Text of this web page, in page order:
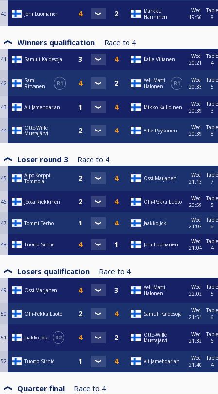
40 Joni Luomanen
Markku
Hänninen
Wed
19:56
Table
8
Winners qualification Race to 4
41 Samuli Kaidesoja Kalle Viitanen
Wed
20:21
Table
4
42
Sami
Ritvanen
R1
Veli-Matti
Halonen
R1
Wed
20:33
Table
5
43 Ali Jamehdarian Mikko Kallioinen
Wed
20:39
Table
3
44
Otto-Wille
Mustajärvi
Ville Pyykönen
Wed
20:39
Table
8
Loser round 3 Race to 4
45
Alpo Korppi-
Tommola
Ossi Marjanen
Wed
21:13
Table
7
46 Joosa Riekkinen Olli-Pekka Luoto
Wed
20:59
Table
5
47 Tommi Terho Jaakko Joki
Wed
21:02
Table
6
48 Tuomo Sirniö Joni Luomanen
Wed
21:04
Table
4
Losers qualification Race to 4
49 Ossi Marjanen
Veli-Matti
Halonen
Wed
22:02
Table
5
50 Olli-Pekka Luoto Samuli Kaidesoja
Wed
21:54
Table
6
51 Jaakko Joki R2
Otto-Wille
Mustajärvi
Wed
21:32
Table
6
52 Tuomo Sirniö Ali Jamehdarian
Wed
21:40
Table
4
Quarter final Race to 4